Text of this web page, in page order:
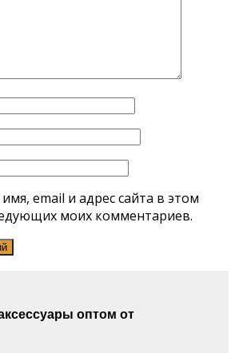
email и адрес сайта в этом
моих комментариев.
оптом от